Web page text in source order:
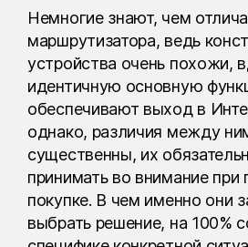
Немногие знают, чем
маршрутизатора, ведь
устройства очень похожи,
идентичную основную
обеспечивают выход в
однако, различия между
существенны, их
принимать во внимание при
покупке. В чем именно они
выбрать решение, на 100%